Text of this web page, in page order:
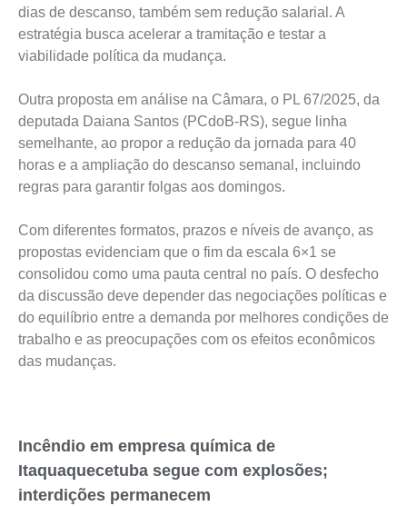
dias de descanso, também sem redução salarial. A
estratégia busca acelerar a tramitação e testar a
viabilidade política da mudança.
Outra proposta em análise na Câmara, o PL 67/2025, da
deputada Daiana Santos (PCdoB-RS), segue linha
semelhante, ao propor a redução da jornada para 40
horas e a ampliação do descanso semanal, incluindo
regras para garantir folgas aos domingos.
Com diferentes formatos, prazos e níveis de avanço, as
propostas evidenciam que o fim da escala 6×1 se
consolidou como uma pauta central no país. O desfecho
da discussão deve depender das negociações políticas e
do equilíbrio entre a demanda por melhores condições de
trabalho e as preocupações com os efeitos econômicos
das mudanças.
Incêndio em empresa química de
Itaquaquecetuba segue com explosões;
interdições permanecem